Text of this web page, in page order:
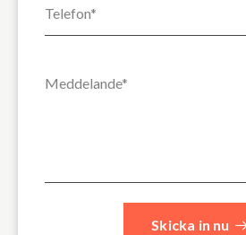
Skicka in nu